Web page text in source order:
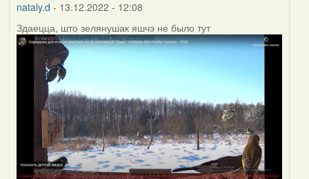
nataly.d - 13.12.2022 - 12:08
Здаецца, што зелянушак яшчэ не было тут